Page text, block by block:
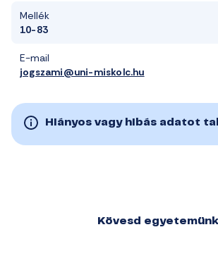
Mellék
10-83
E-mail
jogszami@uni-miskolc.hu
Hiányos vagy hibás adatot
Kövesd egyetemünk